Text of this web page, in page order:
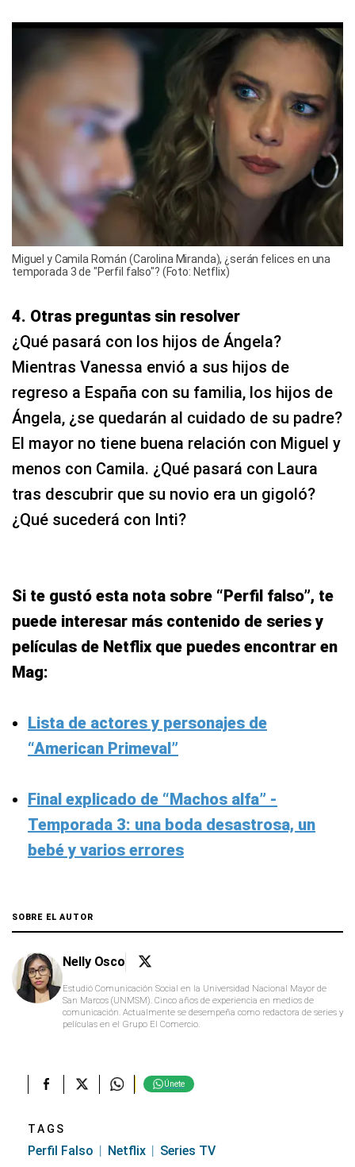
Miguel y Camila Román (Carolina Miranda), ¿serán felices en una
temporada 3 de "Perfil falso"? (Foto: Netflix)
4. Otras preguntas sin resolver
¿Qué pasará con los hijos de Ángela?
Mientras Vanessa envió a sus hijos de
regreso a España con su familia, los hijos de
Ángela, ¿se quedarán al cuidado de su padre?
El mayor no tiene buena relación con Miguel y
menos con Camila. ¿Qué pasará con Laura
tras descubrir que su novio era un gigoló?
¿Qué sucederá con Inti?
Si te gustó esta nota sobre “Perfil falso”, te
puede interesar más contenido de series y
películas de Netflix que puedes encontrar en
Mag:
Lista de actores y personajes de
“American Primeval”
Final explicado de “Machos alfa” -
Temporada 3: una boda desastrosa, un
bebé y varios errores
SOBRE EL AUTOR
Nelly Osco
Estudió Comunicación Social en la Universidad Nacional Mayor de
San Marcos (UNMSM). Cinco años de experiencia en medios de
comunicación. Actualmente se desempeña como redactora de series y
películas en el Grupo El Comercio.
Únete
TAGS
Perfil Falso Netflix Series TV